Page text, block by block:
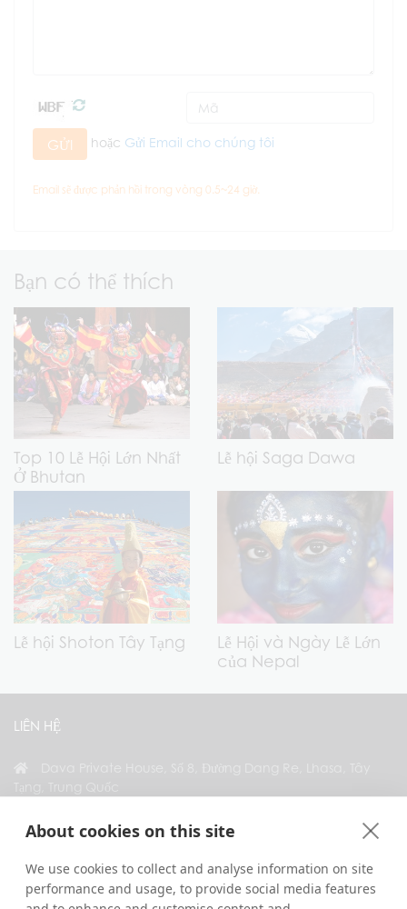
About cookies on this site
We use cookies to collect and analyse information on site
performance and usage, to provide social media features
GỬI hoặc Gửi Email cho chúng tôi
Email sẽ được phản hồi trong vòng 0.5~24 giờ.
Bạn có thể thích
Top 10 Lễ Hội Lớn Nhất
Ở Bhutan
Lễ hội Saga Dawa
Lễ hội Shoton Tây Tạng
Lễ Hội và Ngày Lễ Lớn
của Nepal
LIÊN HỆ
KẾT NỐI VỚI CHÚNG TÔI